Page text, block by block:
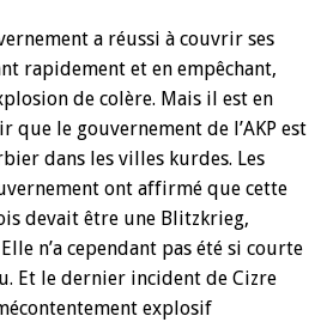
a réussi à couvrir ses
rapidement et en empêchant,
de colère. Mais il est en
que le gouvernement de l’AKP est
dans les villes kurdes. Les
ont affirmé que cette
devait être une Blitzkrieg,
n’a cependant pas été si courte
Et le dernier incident de Cizre
explosif